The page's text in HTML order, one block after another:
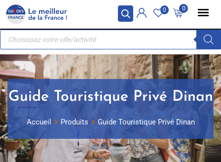
Panneau de gestion des cookies
Skip
content
0
0
Recherche
produits
Guide Touristique Privé Dinan
Accueil Produits Guide Touristique Privé Dinan